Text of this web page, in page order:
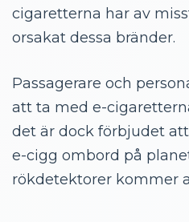
cigaretterna har av
orsakat dessa bränder.
Passagerare och
att ta med e-
det är dock förbjudet
e-cigg ombord på
rökdetektorer kommer